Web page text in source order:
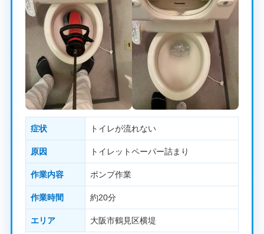
症状 トイレが流れない
原因 トイレットペーパー詰まり
作業内容 ポンプ作業
作業時間 約20分
エリア 大阪市鶴見区横堤